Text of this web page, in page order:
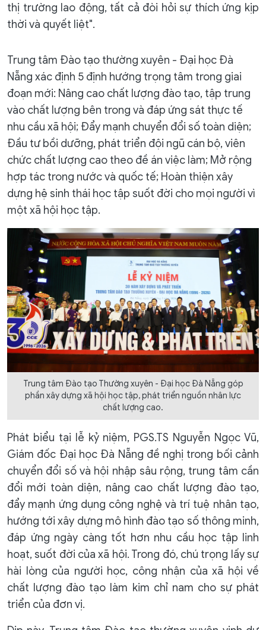
thị trường lao động, tất cả đòi hỏi sự thích ứng kịp
thời và quyết liệt".
Trung tâm Đào tạo thường xuyên - Đại học Đà
Nẵng xác định 5 định hướng trọng tâm trong giai
đoạn mới: Nâng cao chất lượng đào tạo, tập trung
vào chất lượng bên trong và đáp ứng sát thực tế
nhu cầu xã hội; Đẩy mạnh chuyển đổi số toàn diện;
Đầu tư bồi dưỡng, phát triển đội ngũ cán bộ, viên
chức chất lượng cao theo đề án việc làm; Mở rộng
hợp tác trong nước và quốc tế; Hoàn thiện xây
dựng hệ sinh thái học tập suốt đời cho mọi người vì
một xã hội học tập.
Trung tâm Đào tạo Thường xuyên - Đại học Đà Nẵng góp
phần xây dựng xã hội học tập, phát triển nguồn nhân lực
chất lượng cao.
Phát biểu tại lễ kỷ niệm, PGS.TS Nguyễn Ngọc Vũ,
Giám đốc Đại học Đà Nẵng đề nghị trong bối cảnh
chuyển đổi số và hội nhập sâu rộng, trung tâm cần
đổi mới toàn diện, nâng cao chất lượng đào tạo,
đẩy mạnh ứng dụng công nghệ và trí tuệ nhân tạo,
hướng tới xây dựng mô hình đào tạo số thông minh,
đáp ứng ngày càng tốt hơn nhu cầu học tập linh
hoạt, suốt đời của xã hội. Trong đó, chú trọng lấy sự
hài lòng của người học, công nhận của xã hội về
chất lượng đào tạo làm kim chỉ nam cho sự phát
triển của đơn vị.